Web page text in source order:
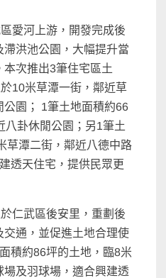
愛河上游，開發完成後
洪池公園，大幅提升當
次推出3筆住宅區土
10米草潭一街，鄰近草
園； 1筆土地面積約66
八卦休閒公園；另1筆土
草潭二街，鄰近八德中路
透天住宅，提供民眾更
仁武區後安里，重劃後
通，並促進土地合理使
積約86坪的土地，臨8米
及羽球場，適合興建透